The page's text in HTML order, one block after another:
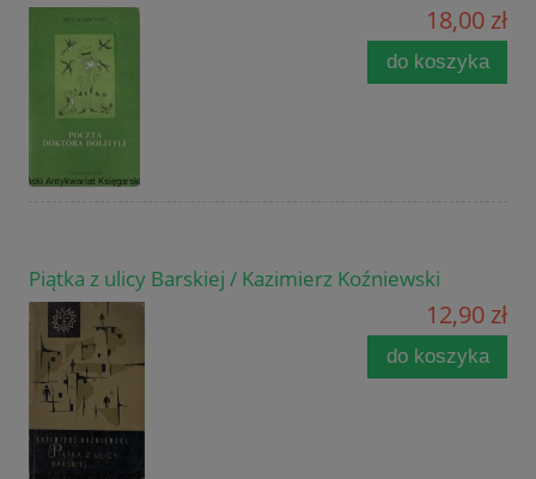
18,00 zł
do koszyka
Piątka z ulicy Barskiej / Kazimierz Koźniewski
12,90 zł
do koszyka